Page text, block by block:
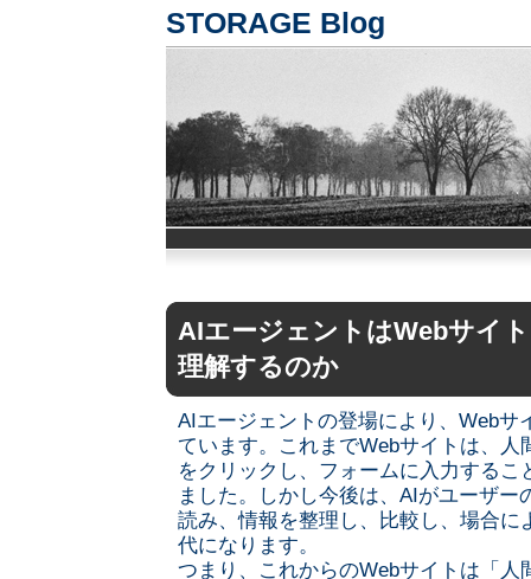
STORAGE Blog
AIエージェントはWebサイ
理解するのか
AIエージェントの登場により、Webサ
ています。これまでWebサイトは、人
をクリックし、フォームに入力するこ
ました。しかし今後は、AIがユーザー
読み、情報を整理し、比較し、場合に
代になります。
つまり、これからのWebサイトは「人